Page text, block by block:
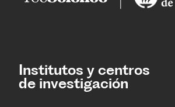
Institutos y centros
de investigación